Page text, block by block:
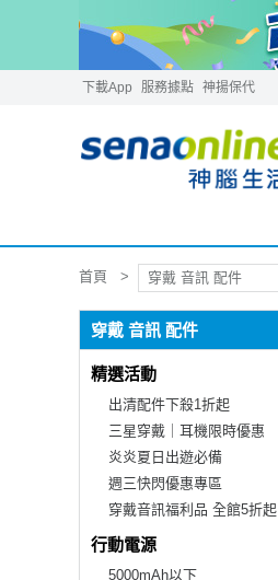
下載App 服務據點 神揚保代
首頁 穿戴 音訊 配件
穿戴 音訊 配件
精選活動
出清配件下殺1折起
三星穿戴｜耳機限時優惠
炎炎夏日出遊必備
週三快閃優惠專區
穿戴音訊福利品 全館5折起
行動電源
5000mAh以下